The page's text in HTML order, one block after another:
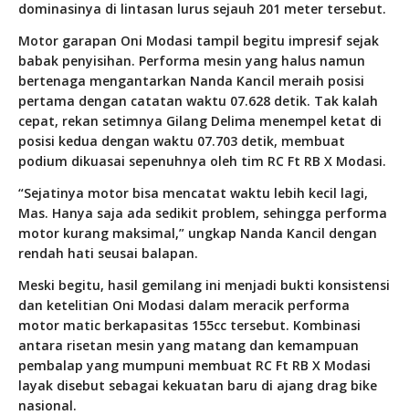
dominasinya di lintasan lurus sejauh 201 meter tersebut.
Motor garapan Oni Modasi tampil begitu impresif sejak
babak penyisihan. Performa mesin yang halus namun
bertenaga mengantarkan Nanda Kancil meraih posisi
pertama dengan catatan waktu 07.628 detik. Tak kalah
cepat, rekan setimnya Gilang Delima menempel ketat di
posisi kedua dengan waktu 07.703 detik, membuat
podium dikuasai sepenuhnya oleh tim RC Ft RB X Modasi.
“Sejatinya motor bisa mencatat waktu lebih kecil lagi,
Mas. Hanya saja ada sedikit problem, sehingga performa
motor kurang maksimal,” ungkap Nanda Kancil dengan
rendah hati seusai balapan.
Meski begitu, hasil gemilang ini menjadi bukti konsistensi
dan ketelitian Oni Modasi dalam meracik performa
motor matic berkapasitas 155cc tersebut. Kombinasi
antara risetan mesin yang matang dan kemampuan
pembalap yang mumpuni membuat RC Ft RB X Modasi
layak disebut sebagai kekuatan baru di ajang drag bike
nasional.